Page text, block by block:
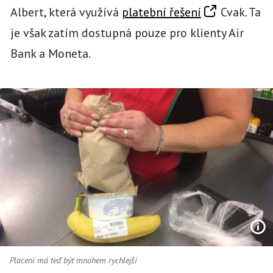
Albert, která využívá platební řešení
Cvak. Ta
je však zatím dostupná pouze pro klienty Air
Bank a Moneta.
Placení má teď být mnohem rychlejší